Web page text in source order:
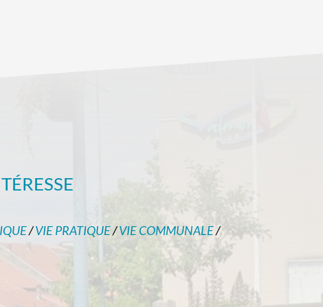
/VIE PRATIQUE/VIE COMMUNALE/